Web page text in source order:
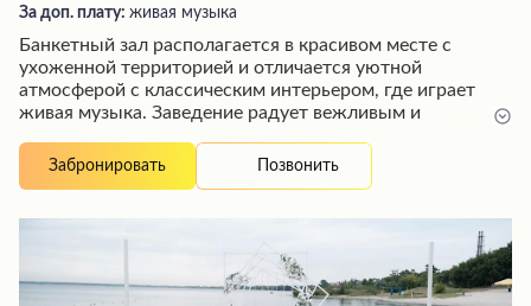
За доп. плату: живая музыка
Банкетный зал располагается в красивом месте с
ухоженной территорией и отличается уютной
атмосферой с классическим интерьером, где играет
живая музыка. Заведение радует вежливым и
и качественное обслуживание. Гостей ждет
разнообразное меню с вкусными блюдами,
стол". Хотя ценовая политика относится к категории
выше среднего, посетители высоко оценивают
соотношение цены и качества предлагаемых услуг.
Забронировать Позвонить